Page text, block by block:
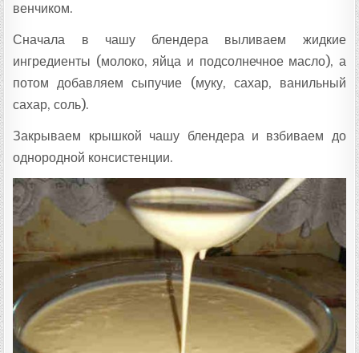
венчиком.
Сначала в чашу блендера выливаем жидкие
ингредиенты (молоко, яйца и подсолнечное масло), а
потом добавляем сыпучие (муку, сахар, ванильный
сахар, соль).
Закрываем крышкой чашу блендера и взбиваем до
однородной консистенции.